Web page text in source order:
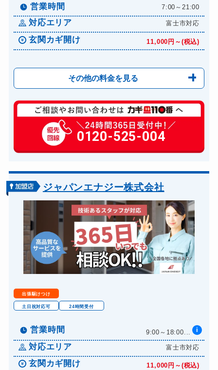
営業時間 7:00～21:00
対応エリア 富士市対応
玄関カギ開け 11,000円～(税込)
その他の料金を見る
玄関カギ修理 6,600円～(税込)
玄関カギ作成 14,300円～(税込)
玄関カギ交換 14,300円～(税込)
バイクカギ開け 13,200円～(税込)
バイクカギ作成 16,500円～(税込)
スーツケースカギ開け 8,800円～(税込)
スーツケースカギ作成 8,800円～(税込)
金庫カギ開け 14,300円～(税込)
金庫カギ修理 11,000円～(税込)
金庫カギ交換
ロッカーカギ開け
ドアノブカギ作成 8,800円～(税込)
ドアノブカギ交換 11,000円～(税込)
0120-525-004
ジャパンエナジー株式会社
出張駆けつけ
土日祝対応可 24時間受付
営業時間 9:00～18:00... i
対応エリア 富士市対応
玄関カギ開け 11,000円～(税込)